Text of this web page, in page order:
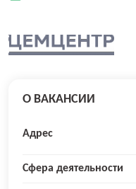
О ВАКАНСИИ
Адрес
Сфера деятельности